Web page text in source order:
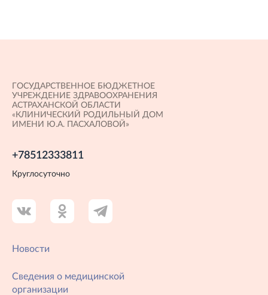
ГОСУДАРСТВЕННОЕ БЮДЖЕТНОЕ
УЧРЕЖДЕНИЕ ЗДРАВООХРАНЕНИЯ
АСТРАХАНСКОЙ ОБЛАСТИ
«КЛИНИЧЕСКИЙ РОДИЛЬНЫЙ ДОМ
ИМЕНИ Ю.А. ПАСХАЛОВОЙ»
+78512333811
Круглосуточно
Новости
Сведения о медицинской
организации